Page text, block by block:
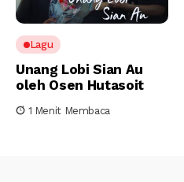
Lagu
Unang Lobi Sian Au
oleh Osen Hutasoit
1 Menit Membaca